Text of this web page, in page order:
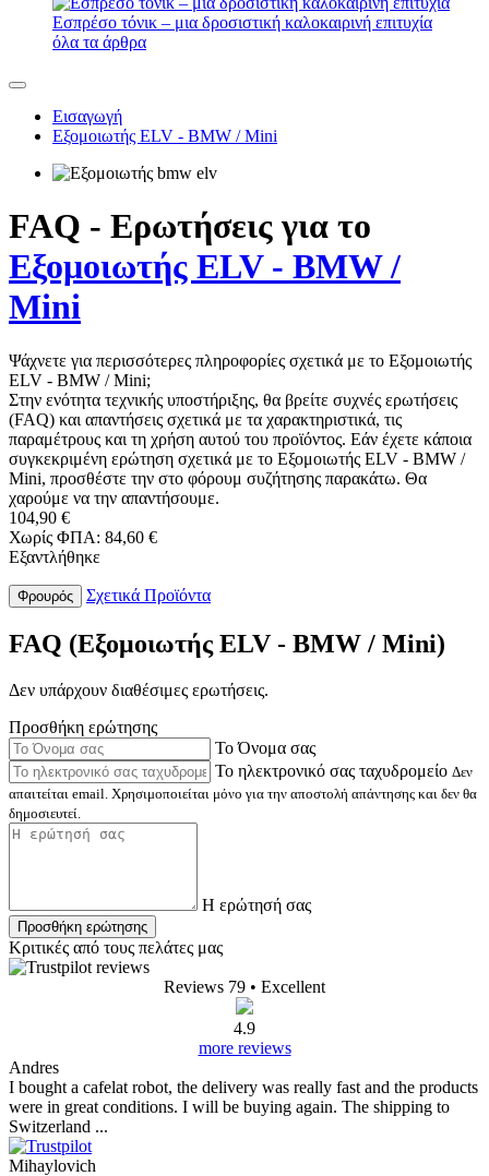
Εσπρέσο τόνικ – μια δροσιστική καλοκαιρινή επιτυχία
όλα τα άρθρα
Εισαγωγή
Εξομοιωτής ELV - BMW / Mini
FAQ - Ερωτήσεις για το
Εξομοιωτής ELV - BMW /
Mini
Ψάχνετε για περισσότερες πληροφορίες σχετικά με το Εξομοιωτής
ELV - BMW / Mini;
Στην ενότητα τεχνικής υποστήριξης, θα βρείτε συχνές ερωτήσεις
(FAQ) και απαντήσεις σχετικά με τα χαρακτηριστικά, τις
παραμέτρους και τη χρήση αυτού του προϊόντος. Εάν έχετε κάποια
συγκεκριμένη ερώτηση σχετικά με το Εξομοιωτής ELV - BMW /
Mini, προσθέστε την στο φόρουμ συζήτησης παρακάτω. Θα
χαρούμε να την απαντήσουμε.
104,90 €
Χωρίς ΦΠΑ: 84,60 €
Εξαντλήθηκε
Φρουρός Σχετικά Προϊόντα
FAQ (Εξομοιωτής ELV - BMW / Mini)
Δεν υπάρχουν διαθέσιμες ερωτήσεις.
Προσθήκη ερώτησης
Το Όνομα σας
Το ηλεκτρονικό σας ταχυδρομείο Δεν
απαιτείται email. Χρησιμοποιείται μόνο για την αποστολή απάντησης και δεν θα
δημοσιευτεί.
Η ερώτησή σας
Προσθήκη ερώτησης
Κριτικές από τους πελάτες μας
Reviews 79 • Excellent
4.9
more reviews
Andres
I bought a cafelat robot, the delivery was really fast and the products
were in great conditions. I will be buying again. The shipping to
Switzerland ...
Mihaylovich